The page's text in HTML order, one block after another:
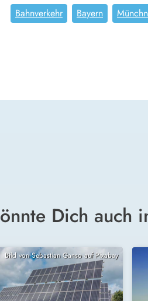
Bahnverkehr Bayern
Dich auch
Bild von Sebastian Ganso auf Pixabay